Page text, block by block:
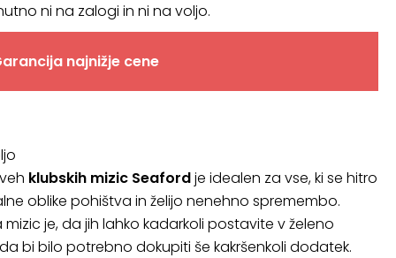
ni na zalogi in ni na voljo.
najnižje cene
klubskih mizic Seafordje idealen za vse, ki se hitro
oblike pohištva in želijo nenehno spremembo.
je, da jih lahko kadarkoli postavite v želeno
bi bilo potrebno dokupiti še kakršenkoli dodatek.